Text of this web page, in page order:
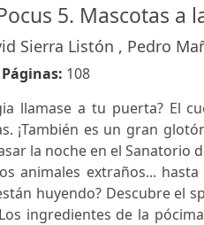
5. Mascotas a
Sierra Listón , Pedro
108
llamase a tu puerta? El
¡También es un gran
la noche en el Sanatorio
animales extraños...
huyendo? Descubre el
ingredientes de la